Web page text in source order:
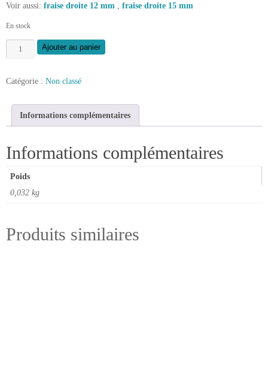
Voir aussi: fraise droite 12 mm fraise droite 15 mm
En stock
quantité
de
droite
Ajouter au panier
Catégorie : Non classé
Informations complémentaires
Informations complémentaires
Poids
0,032 kg
Produits similaires